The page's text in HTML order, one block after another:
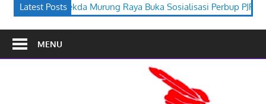
Latest Posts
Buka Sosialisasi Perbup PJPK 2026–2030 Festival
MENU